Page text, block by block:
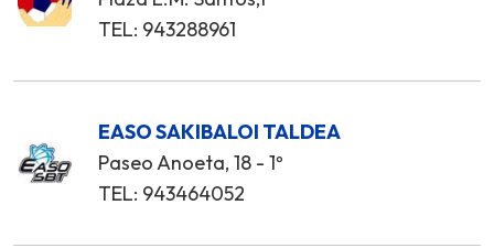
TEL: 943288961
EASO SAKIBALOI TALDEA
Paseo Anoeta, 18 - 1º
TEL: 943464052